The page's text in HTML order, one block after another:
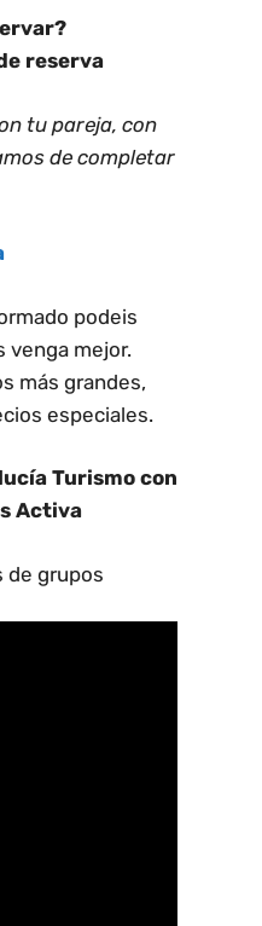
reserva
tu pareja, con
de completar
podeis
venga mejor.
más grandes,
especiales.
Turismo con
Activa
de grupos